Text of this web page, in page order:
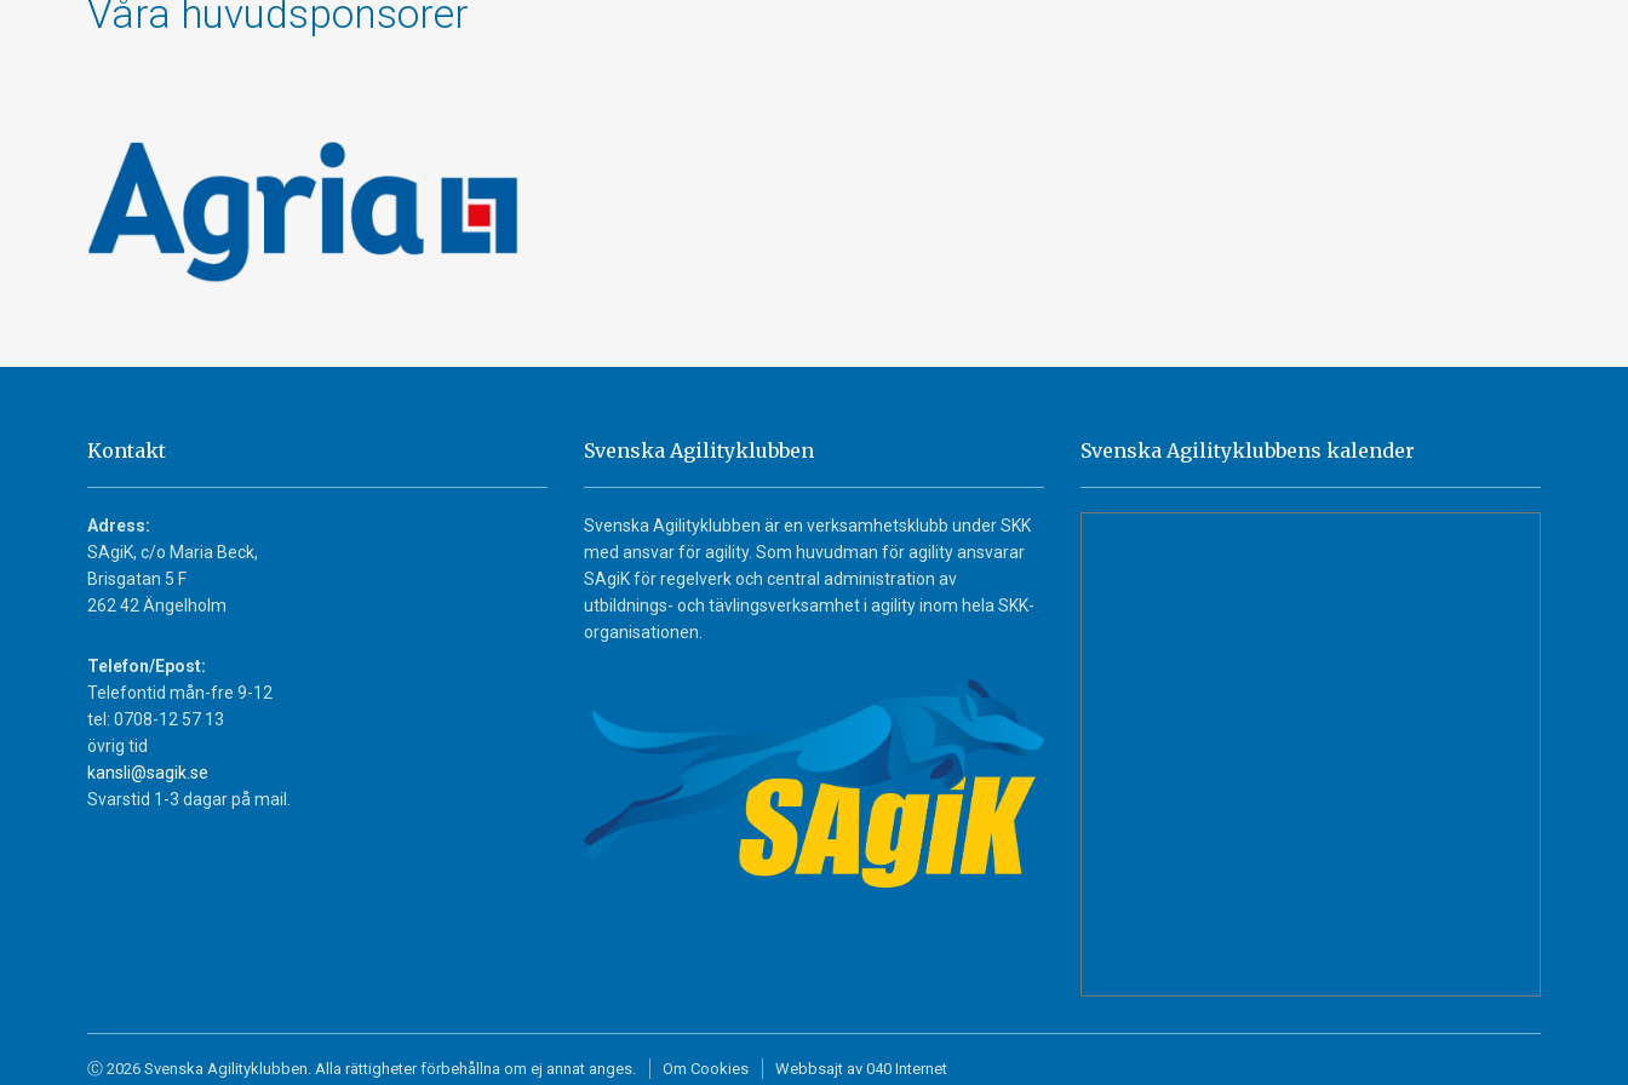
Våra huvudsponsorer
Kontakt
Adress:
SAgiK, c/o Maria Beck,
Brisgatan 5 F
262 42 Ängelholm
Telefon/Epost:
Telefontid mån-fre 9-12
tel: 0708-12 57 13
övrig tid
kansli@sagik.se
Svarstid 1-3 dagar på mail.
Svenska Agilityklubben
Svenska Agilityklubben är en verksamhetsklubb under SKK
med ansvar för agility. Som huvudman för agility ansvarar
SAgiK för regelverk och central administration av
utbildnings- och tävlingsverksamhet i agility inom hela SKK-
organisationen.
Svenska Agilityklubbens kalender
Ⓒ 2026 Svenska Agilityklubben. Alla rättigheter förbehållna om ej annat anges. Om Cookies Webbsajt av 040 Internet